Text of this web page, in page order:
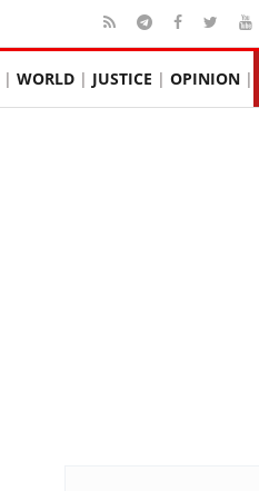
WORLD JUSTICE OPINION